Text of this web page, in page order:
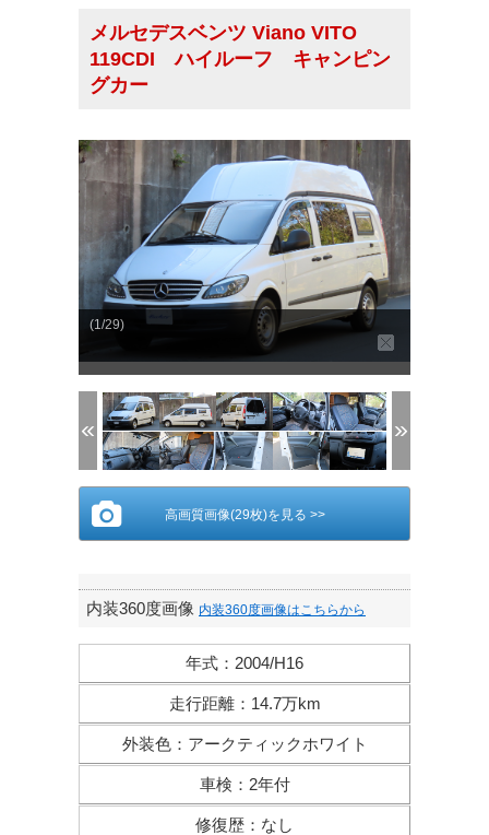
メルセデスベンツ Viano VITO
119CDI ハイルーフ キャンピン
グカー
(1/29)
高画質画像(29枚)を見る >>
内装360度画像 内装360度画像はこちらから
年式 ： 2004/H16
走行距離： 14.7万km
外装色： アークティックホワイト
車検 ： 2年付
修復歴 ： なし